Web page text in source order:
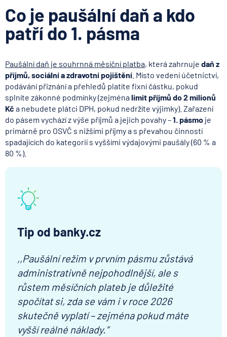
Co je paušální daň a kdo
patří do 1. pásma
Paušální daň je souhrnná měsíční platba, která zahrnuje daň z
příjmů, sociální a zdravotní pojištění . Místo vedení účetnictví,
podávání přiznání a přehledů platíte fixní částku, pokud
splníte zákonné podmínky (zejména limit příjmů do 2 milionů
Kč a nebudete plátci DPH, pokud nedržíte výjimky). Zařazení
do pásem vychází z výše příjmů a jejich povahy –1. pásmo je
primárně pro OSVČ s nižšími příjmy a s převahou činností
spadajících do kategorií s vyššími výdajovými paušály (60 % a
80 %).
Tip od banky.cz
,,Paušální režim v prvním pásmu zůstává
administrativně nejpohodlnější, ale s
růstem měsíčních plateb je důležité
spočítat si, zda se vám i v roce 2026
skutečně vyplatí – zejména pokud máte
vyšší reálné náklady.”